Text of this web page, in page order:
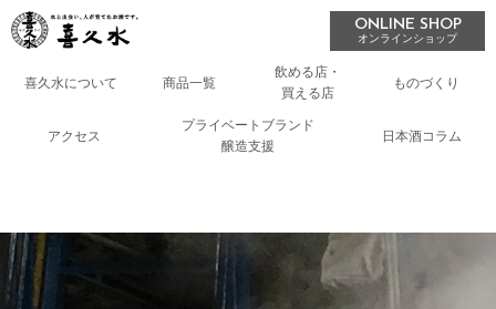
喜久水について 商品一覧
飲める店・
買える店
ものづくり
アクセス
プライベートブランド
醸造支援
日本酒コラム
ONLINE SHOP
オンラインショップ